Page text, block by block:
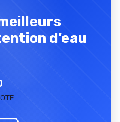
d’eau